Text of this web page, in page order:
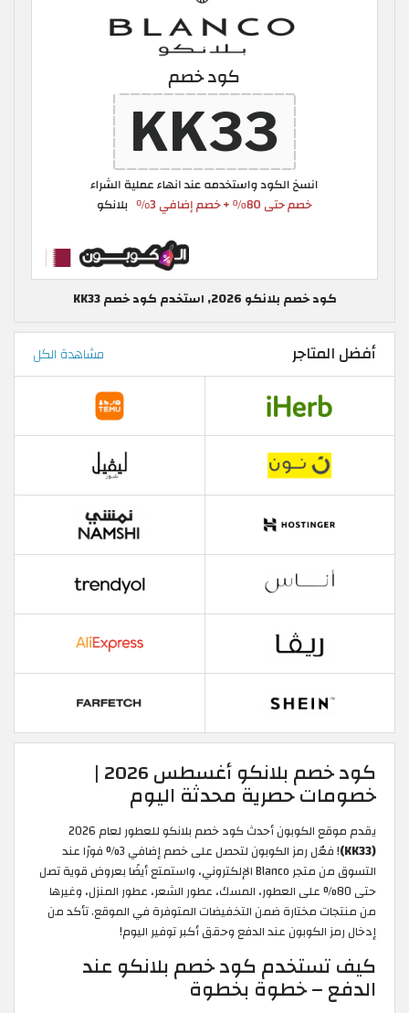
كود خصم بلانكو 2026, استخدم كود خصم KK33
أفضل المتاجر مشاهدة الكل
كود خصم بلانكو أغسطس 2026 |
خصومات حصرية محدثة اليوم
يقدم موقع الكوبون أحدث كود خصم بلانكو للعطور لعام 2026
(KK33)
! فعّل رمز الكوبون لتحصل على خصم إضافي 3% فورًا عند
التسوق من متجر Blanco الإلكتروني، واستمتع أيضًا بعروض قوية تصل
حتى 80% على العطور، المسك، عطور الشعر، عطور المنزل، وغيرها
من منتجات مختارة ضمن التخفيضات المتوفرة في الموقع. تأكد من
إدخال رمز الكوبون عند الدفع وحقق أكبر توفير اليوم!
كيف تستخدم كود خصم بلانكو عند
الدفع – خطوة بخطوة